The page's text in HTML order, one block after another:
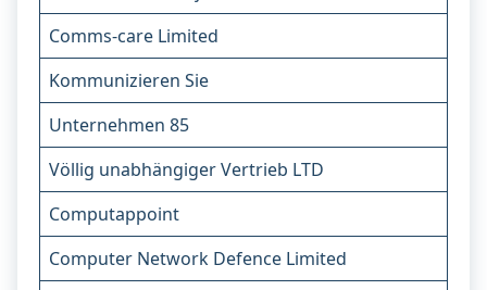
Comms-care Limited
Kommunizieren Sie
Unternehmen 85
Völlig unabhängiger Vertrieb LTD
Computappoint
Computer Network Defence Limited